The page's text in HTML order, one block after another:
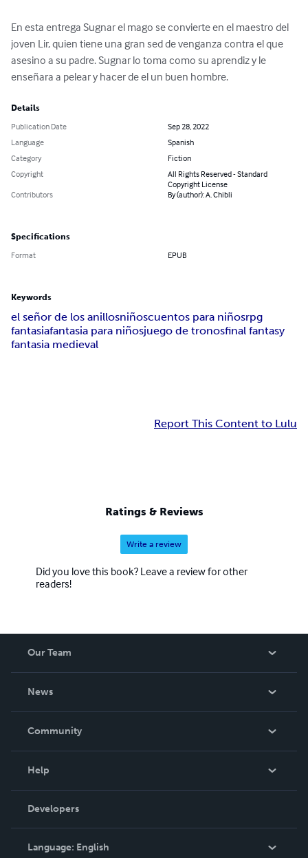
En esta entrega Sugnar el mago se convierte en el maestro del
joven Lir, quien tiene una gran sed de venganza contra el que
asesino a su padre. Sugnar lo toma como su aprendiz y le
enseñara a pelear y hacer de el un buen hombre.
Details
Publication Date
Sep 28, 2022
Language
Spanish
Category
Fiction
Copyright
All Rights Reserved - Standard
Copyright License
Contributors
By (author): A. Chibli
Specifications
Format EPUB
Keywords
el señor de los anillosniñoscuentos para niñosrpg
fantasiafantasia para niñosjuego de tronosfinal fantasy
fantasia medieval
Report This Content to Lulu
Ratings & Reviews
Write a review
Did you love this book? Leave a review for other
readers!
Our Team
News
In The News
Community
Podcast
Help
Order Lookup
Knowledge Base
Contact Support
Developers
Language: English